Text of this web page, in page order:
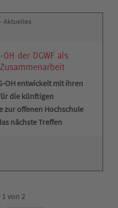
Aktuelles
der DGWF als
OH entwickelt mit ihren
die künftigen
zur offenen Hochschule
nächste Treffen
1 von 2